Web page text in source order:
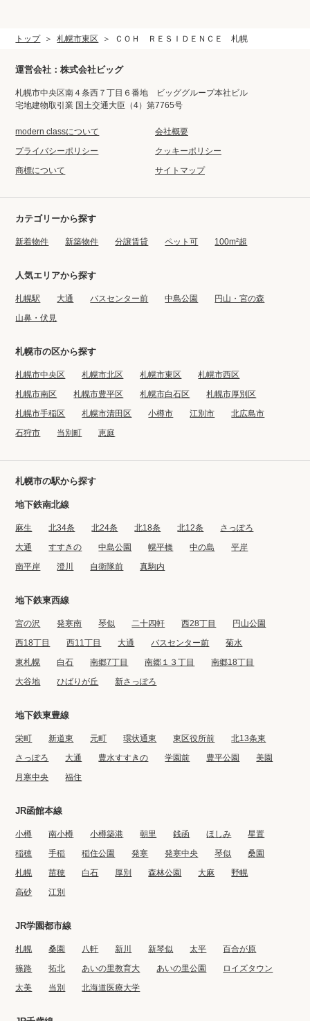
トップ 札幌市東区 ＣＯＨ ＲＥＳＩＤＥＮＣＥ 札幌
運営会社：株式会社ビッグ
札幌市中央区南４条西７丁目６番地 ビッググループ本社ビル
宅地建物取引業 国土交通大臣（4）第7765号
modern classについて
会社概要
プライバシーポリシー
クッキーポリシー
商標について
サイトマップ
カテゴリーから探す
新着物件 新築物件 分譲賃貸 ペット可 100m²超
人気エリアから探す
札幌駅 大通 バスセンター前 中島公園
円山・宮の森
山鼻・伏見
札幌市の区から探す
札幌市中央区 札幌市北区 札幌市東区
札幌市西区
札幌市南区
札幌市豊平区 札幌市白石区
札幌市厚別区
札幌市手稲区
札幌市清田区 小樽市 江別市
北広島市
石狩市
当別町 恵庭
札幌市の駅から探す
地下鉄南北線
麻生 北34条 北24条 北18条 北12条
さっぽろ
大通
すすきの 中島公園 幌平橋 中の島
平岸
南平岸
澄川 自衛隊前 真駒内
地下鉄東西線
宮の沢 発寒南 琴似 二十四軒 西28丁目
円山公園
西18丁目
西11丁目 大通 バスセンター前
菊水
東札幌
白石 南郷7丁目 南郷１３丁目
南郷18丁目
大谷地
ひばりが丘 新さっぽろ
地下鉄東豊線
栄町 新道東 元町 環状通東 東区役所前
北13条東
さっぽろ
大通 豊水すすきの 学園前 豊平公園
美園
月寒中央
福住
JR函館本線
小樽 南小樽 小樽築港 朝里 銭函 ほしみ
星置
稲穂
手稲 稲住公園 発寒 発寒中央 琴似
桑園
札幌
苗穂 白石 厚別 森林公園 大麻
野幌
高砂
江別
JR学園都市線
札幌 桑園 八軒 新川 新琴似 太平
百合が原
篠路
拓北 あいの里教育大 あいの里公園
ロイズタウン
太美
当別 北海道医療大学